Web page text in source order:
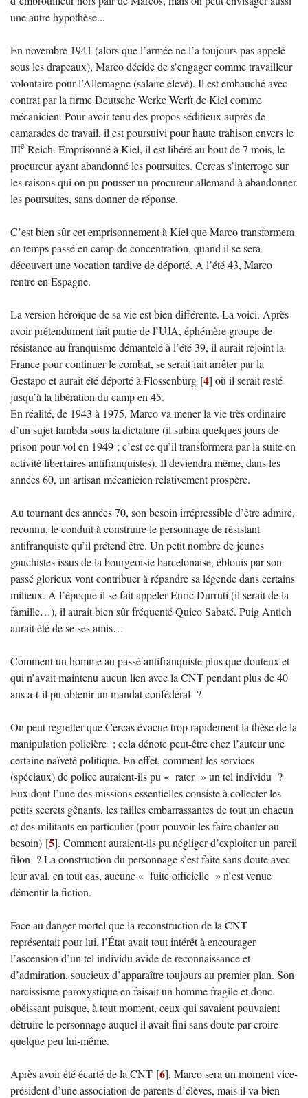
une autre hypothèse...
En novembre 1941 (alors que l’armée ne l’a toujours pas appelé
sous les drapeaux), Marco décide de s’engager comme travailleur
volontaire pour l’Allemagne (salaire élevé). Il est embauché avec
contrat par la firme Deutsche Werke Werft de Kiel comme
mécanicien. Pour avoir tenu des propos séditieux auprès de
camarades de travail, il est poursuivi pour haute trahison envers le
IIIe Reich. Emprisonné à Kiel, il est libéré au bout de 7 mois, le
procureur ayant abandonné les poursuites. Cercas s’interroge sur
les raisons qui on pu pousser un procureur allemand à abandonner
les poursuites, sans donner de réponse.
C’est bien sûr cet emprisonnement à Kiel que Marco transformera
en temps passé en camp de concentration, quand il se sera
découvert une vocation tardive de déporté. A l’été 43, Marco
rentre en Espagne.
La version héroïque de sa vie est bien différente. La voici. Après
avoir prétendument fait partie de l’UJA, éphémère groupe de
résistance au franquisme démantelé à l’été 39, il aurait rejoint la
France pour continuer le combat, se serait fait arrêter par la
Gestapo et aurait été déporté à Flossenbürg [4] où il serait resté
jusqu’à la libération du camp en 45.
En réalité, de 1943 à 1975, Marco va mener la vie très ordinaire
d’un sujet lambda sous la dictature (il subira quelques jours de
prison pour vol en 1949 ; c’est ce qu’il transformera par la suite en
activité libertaires antifranquistes). Il deviendra même, dans les
années 60, un artisan mécanicien relativement prospère.
Au tournant des années 70, son besoin irrépressible d’être admiré,
reconnu, le conduit à construire le personnage de résistant
antifranquiste qu’il prétend être. Un petit nombre de jeunes
gauchistes issus de la bourgeoisie barcelonaise, éblouis par son
passé glorieux vont contribuer à répandre sa légende dans certains
milieux. A l’époque il se fait appeler Enric Durruti (il serait de la
famille…), il aurait bien sûr fréquenté Quico Sabaté. Puig Antich
aurait été de se ses amis…
Comment un homme au passé antifranquiste plus que douteux et
qui n’avait maintenu aucun lien avec la CNT pendant plus de 40
ans a-t-il pu obtenir un mandat confédéral ?
On peut regretter que Cercas évacue trop rapidement la thèse de la
manipulation policière ; cela dénote peut-être chez l’auteur une
certaine naïveté politique. En effet, comment les services
(spéciaux) de police auraient-ils pu « rater » un tel individu ?
Eux dont l’une des missions essentielles consiste à collecter les
petits secrets gênants, les failles embarrassantes de tout un chacun
et des militants en particulier (pour pouvoir les faire chanter au
besoin) [5]. Comment auraient-ils pu négliger d’exploiter un pareil
filon ? La construction du personnage s’est faite sans doute avec
leur aval, en tout cas, aucune « fuite officielle » n’est venue
démentir la fiction.
Face au danger mortel que la reconstruction de la CNT
représentait pour lui, l’État avait tout intérêt à encourager
l’ascension d’un tel individu avide de reconnaissance et
d’admiration, soucieux d’apparaître toujours au premier plan. Son
narcissisme paroxystique en faisait un homme fragile et donc
obéissant puisque, à tout moment, ceux qui savaient pouvaient
détruire le personnage auquel il avait fini sans doute par croire
quelque peu lui-même.
Après avoir été écarté de la CNT [6], Marco sera un moment vice-
président d’une association de parents d’élèves, mais il va bien